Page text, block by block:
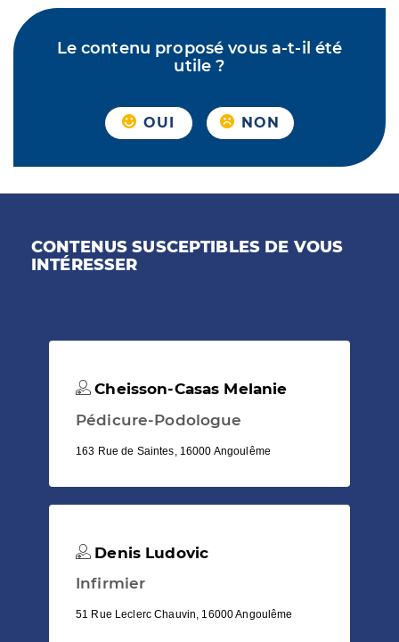
Le contenu proposé vous a-t-il été
utile ?
OUI NON
CONTENUS SUSCEPTIBLES DE VOUS
INTÉRESSER
Cheisson-Casas Melanie
Pédicure-Podologue
163 Rue de Saintes, 16000 Angoulême
Denis Ludovic
Infirmier
51 Rue Leclerc Chauvin, 16000 Angoulême